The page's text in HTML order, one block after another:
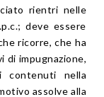
rientri nelle
deve essere
ricorre, che ha
di impugnazione,
contenuti nella
assolve alla